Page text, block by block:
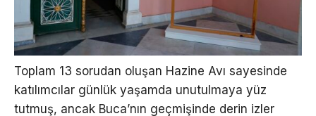
Toplam 13 sorudan oluşan Hazine Avı sayesinde
katılımcılar günlük yaşamda unutulmaya yüz
tutmuş, ancak Buca’nın geçmişinde derin izler